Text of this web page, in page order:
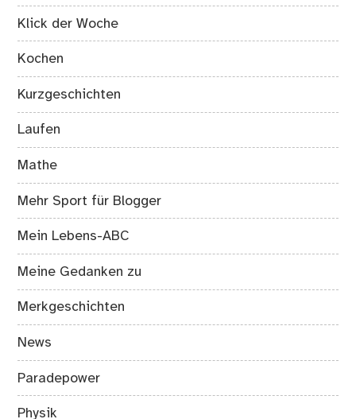
Klick der Woche
Kochen
Kurzgeschichten
Laufen
Mathe
Mehr Sport für Blogger
Mein Lebens-ABC
Meine Gedanken zu
Merkgeschichten
News
Paradepower
Physik